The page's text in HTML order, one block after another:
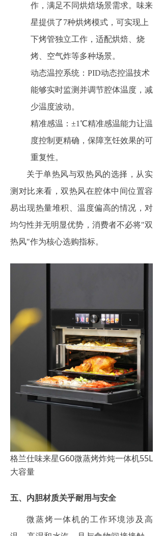
作，满足不同烘焙场景需求。味来
星提供了7种烘烤模式，可实现上
下烤管独立工作，适配烘焙、烧
烤、空气炸等多种场景。
动态温控系统：PID动态控温技术
能够实时监测并调节腔体温度，减
少温度波动。
精准感温：±1℃精准感温能力让温
度控制更精确，保障烹饪效果的可
重复性。
关于单热风与双热风的选择，从实
测对比来看，双热风在腔体中间位置容
易出现热量堆积、温度偏高的情况，对
均匀性并无明显优势，消费者不必将"双
热风"作为核心选购指标。
格兰仕味来星G60微蒸烤炸炖一体机55L
大容量
五、内胆材质关乎耐用与安全
微蒸烤一体机的工作环境涉及高